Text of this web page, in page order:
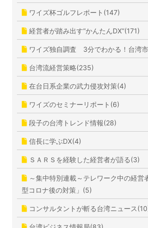
ワイズ杯ゴルフレポート(147)
経営者が踏み出す”かんたんDX”(171)
ワイズ独自調査 3分でわかる！台湾
台湾流経営策略(235)
在台日系企業の武力侵攻対策(4)
ワイズのセミナーリポート(6)
段子の台湾トレンド情報(28)
信長に学ぶDX(4)
ＳＡＲＳを経験した経営者が語る(3)
～集中特別連載～テレワーク中の経営
型コロナ後の対策」(5)
コンサルタントが斬る台湾ニュース